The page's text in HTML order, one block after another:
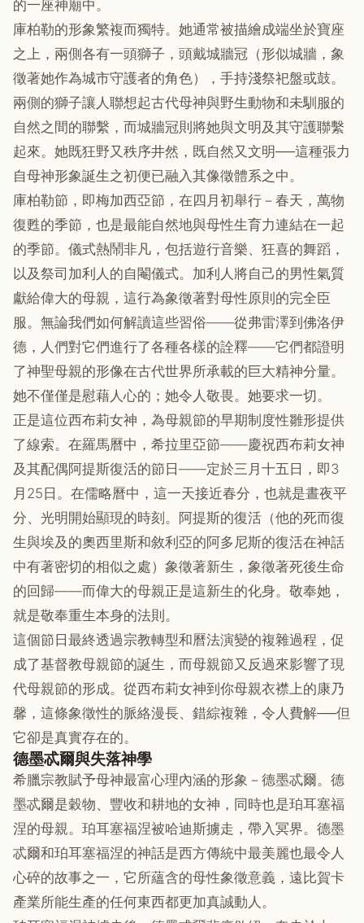
的一座神廟中。
庫柏勒的形象繁複而獨特。她通常被描繪成端坐於寶座
之上，兩側各有一頭獅子，頭戴城牆冠（形似城牆，象
徵著她作為城市守護者的角色），手持淺祭祀盤或鼓。
兩側的獅子讓人聯想起古代母神與野生動物和未馴服的
自然之間的聯繫，而城牆冠則將她與文明及其守護聯繫
起來。她既狂野又秩序井然，既自然又文明──這種張力
自母神形象誕生之初便已融入其像徵體系之中。
庫柏勒節，即梅加西亞節，在四月初舉行－春天，萬物
復甦的季節，也是最能自然地與母性生育力連結在一起
的季節。儀式熱鬧非凡，包括遊行音樂、狂喜的舞蹈，
以及祭司加利人的自閹儀式。加利人將自己的男性氣質
獻給偉大的母親，這行為象徵著對母性原則的完全臣
服。無論我們如何解讀這些習俗——從弗雷澤到佛洛伊
德，人們對它們進行了各種各樣的詮釋——它們都證明
了神聖母親的形像在古代世界所承載的巨大精神分量。
她不僅僅是慰藉人心的；她令人敬畏。她要求一切。
正是這位西布莉女神，為母親節的早期制度性雛形提供
了線索。在羅馬曆中，希拉里亞節——慶祝西布莉女神
及其配偶阿提斯復活的節日——定於三月十五日，即3
月25日。在儒略曆中，這一天接近春分，也就是晝夜平
分、光明開始顯現的時刻。阿提斯的復活（他的死而復
生與埃及的奧西里斯和敘利亞的阿多尼斯的復活在神話
中有著密切的相似之處）象徵著新生，象徵著死後生命
的回歸——而偉大的母親正是這新生的化身。敬奉她，
就是敬奉重生本身的法則。
這個節日最終透過宗教轉型和曆法演變的複雜過程，促
成了基督教母親節的誕生，而母親節又反過來影響了現
代母親節的形成。從西布莉女神到你母親衣襟上的康乃
馨，這條象徵性的脈絡漫長、錯綜複雜，令人費解──但
它卻是真實存在的。
德墨忒爾與失落神學
希臘宗教賦予母神最富心理內涵的形象－德墨忒爾。德
墨忒爾是穀物、豐收和耕地的女神，同時也是珀耳塞福
涅的母親。珀耳塞福涅被哈迪斯擄走，帶入冥界。德墨
忒爾和珀耳塞福涅的神話是西方傳統中最美麗也最令人
心碎的故事之一，它所蘊含的母性象徵意義，遠比賀卡
產業所能生產的任何東西都更加真誠動人。